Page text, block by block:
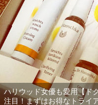
ハリウッド女優も愛用【ド
注目！まずはお得なトライ